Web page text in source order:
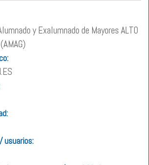
y Exalumnado de Mayores ALTO
usuarios: